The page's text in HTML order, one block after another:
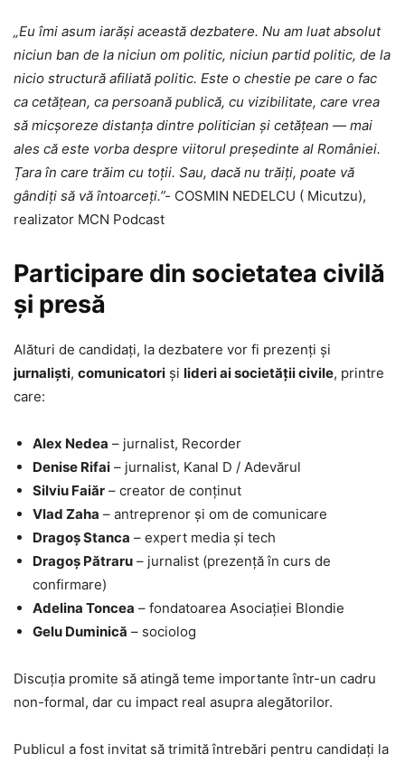
„Eu îmi asum iarăși această dezbatere. Nu am luat absolut
niciun ban de la niciun om politic, niciun partid politic, de la
nicio structură afiliată politic. Este o chestie pe care o fac
ca cetățean, ca persoană publică, cu vizibilitate, care vrea
să micșoreze distanța dintre politician și cetățean — mai
ales că este vorba despre viitorul președinte al României.
Țara în care trăim cu toții. Sau, dacă nu trăiți, poate vă
gândiți să vă întoarceți.”- COSMIN NEDELCU ( Micutzu),
realizator MCN Podcast
Participare din societatea civilă
și presă
Alături de candidați, la dezbatere vor fi prezenți și
jurnaliști, comunicatori și lideri ai societății civile, printre
care:
Alex Nedea – jurnalist, Recorder
Denise Rifai – jurnalist, Kanal D / Adevărul
Silviu Faiăr – creator de conținut
Vlad Zaha – antreprenor și om de comunicare
Dragoș Stanca – expert media și tech
Dragoș Pătraru – jurnalist (prezență în curs de
confirmare)
Adelina Toncea – fondatoarea Asociației Blondie
Gelu Duminică – sociolog
Discuția promite să atingă teme importante într-un cadru
non-formal, dar cu impact real asupra alegătorilor.
Publicul a fost invitat să trimită întrebări pentru candidați la